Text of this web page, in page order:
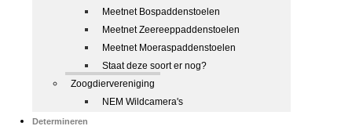
Meetnet Bospaddenstoelen
Meetnet Zeereeppaddenstoelen
Meetnet Moeraspaddenstoelen
Staat deze soort er nog?
Zoogdiervereniging
NEM Wildcamera's
Determineren